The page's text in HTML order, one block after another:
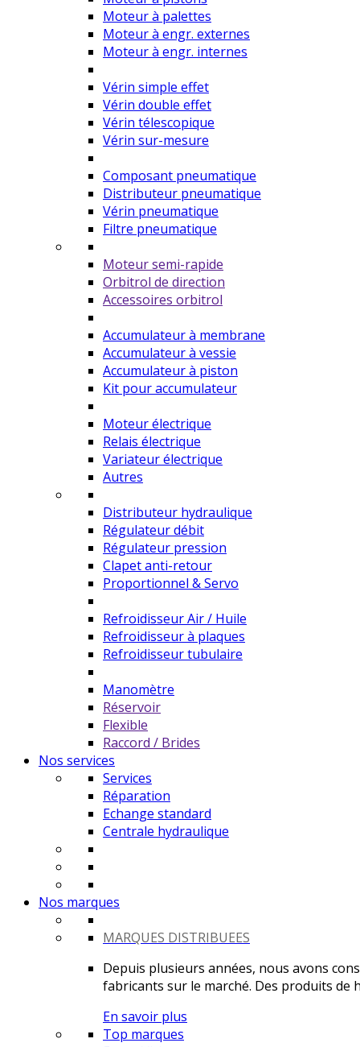
Moteur à palettes
Moteur à engr. externes
Moteur à engr. internes
Vérin simple effet
Vérin double effet
Vérin télescopique
Vérin sur-mesure
Composant pneumatique
Distributeur pneumatique
Vérin pneumatique
Filtre pneumatique
Moteur semi-rapide
Orbitrol de direction
Accessoires orbitrol
Accumulateur à membrane
Accumulateur à vessie
Accumulateur à piston
Kit pour accumulateur
Moteur électrique
Relais électrique
Variateur électrique
Autres
Distributeur hydraulique
Régulateur débit
Régulateur pression
Clapet anti-retour
Proportionnel & Servo
Refroidisseur Air / Huile
Refroidisseur à plaques
Refroidisseur tubulaire
Manomètre
Réservoir
Flexible
Raccord / Brides
Nos services
Services
Réparation
Echange standard
Centrale hydraulique
Nos marques
MARQUES DISTRIBUEES
Depuis plusieurs années, nous avons
fabricants sur le marché. Des produits de
En savoir plus
Top marques